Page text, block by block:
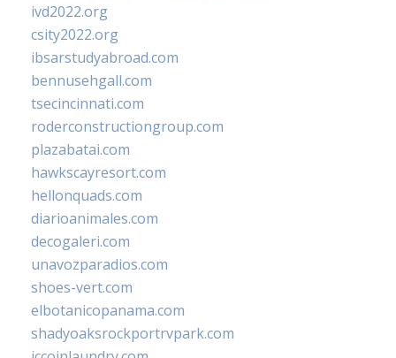
ivd2022.org
csity2022.org
ibsarstudyabroad.com
bennusehgall.com
tsecincinnati.com
roderconstructiongroup.com
plazabatai.com
hawkscayresort.com
hellonquads.com
diarioanimales.com
decogaleri.com
unavozparadios.com
shoes-vert.com
elbotanicopanama.com
shadyoaksrockportrvpark.com